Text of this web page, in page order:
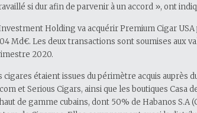
si dur afin de parvenir à un accord », ont
Holding va acquérir Premium Cigar
Md€. Les deux transactions sont soumises aux
2020.
cigares étaient issues du périmètre acquis auprès
et Serious Cigars, ainsi que les boutiques
de gamme cubains, dont 50% de Habanos S.A